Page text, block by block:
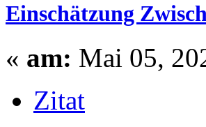
Einschätzung
« am: Mai 05,
Zitat